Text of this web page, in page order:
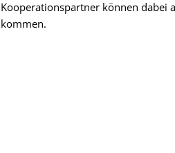
Kooperationspartner können dabei
kommen.